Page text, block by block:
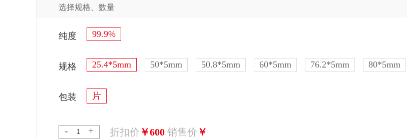
选择规格、数量
纯度 99.9%
规格 25.4*5mm 50*5mm 50.8*5mm 60*5mm 76.2*5mm 80*5mm
包装 片
- + 折扣价 ￥600 销售价 ￥